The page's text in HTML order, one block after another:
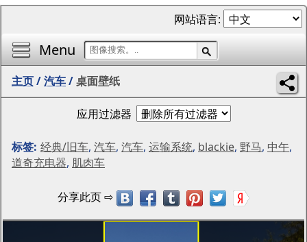
Menu
网站语言:
主页/汽车/桌面壁纸
应用过滤器
标签: 经典/旧车, 汽车, 汽车, 运输系统, blackie, 野马, 中午,
道奇充电器, 肌肉车